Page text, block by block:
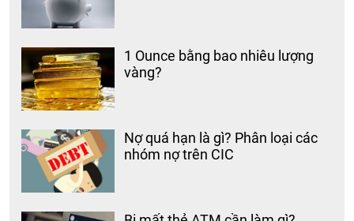
1 Ounce bằng bao nhiêu lượng
vàng?
Nợ quá hạn là gì? Phân loại các
nhóm nợ trên CIC